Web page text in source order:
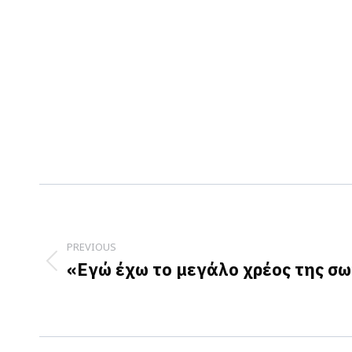
navigation
PREVIOUS
Previous
«Εγώ έχω το μεγάλο χρέος της